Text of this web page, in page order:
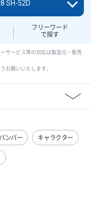
フリーワード
で探す
SH-52D
サービス等の対応は製造元・販売
お願いいたします。
ンパー キャラクター